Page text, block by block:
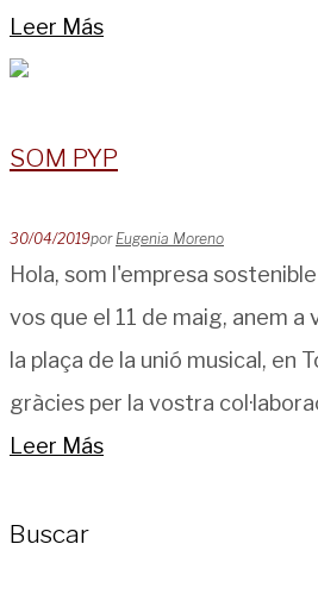
Leer Más
SOM PYP
30/04/2019por Eugenia Moreno
Hola, som l'empresa
vos que el 11 de maig, anem
la plaça de la unió musical, en
gràcies per la vostra
Leer Más
Buscar